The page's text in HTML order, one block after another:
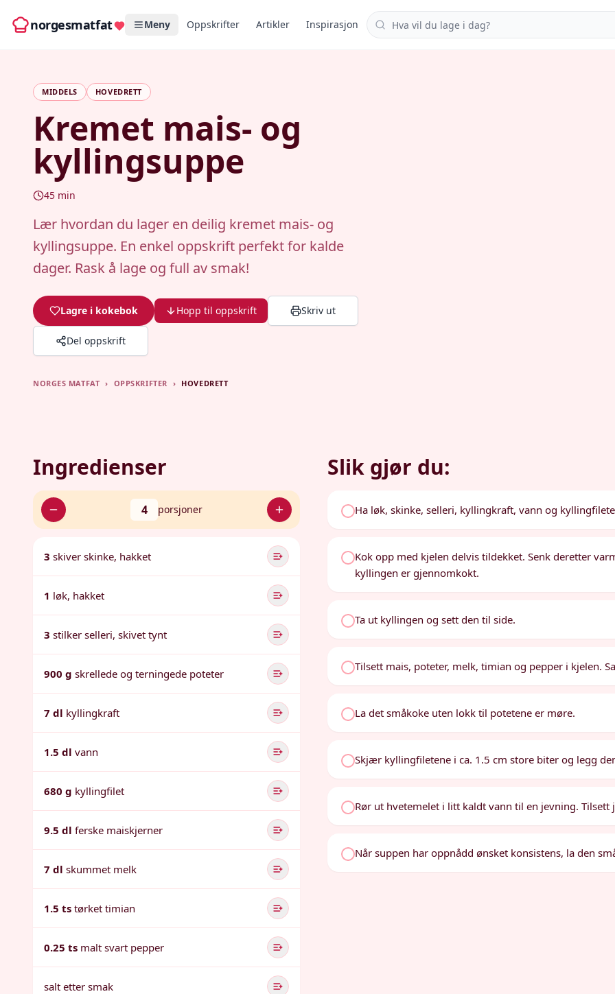
norgesmatfat Meny Oppskrifter Artikler Inspirasjon Søk i oppskrifter
MIDDELS HOVEDRETT
Kremet mais- og
kyllingsuppe
45 min
Lær hvordan du lager en deilig kremet mais- og
kyllingsuppe. En enkel oppskrift perfekt for kalde
dager. Rask å lage og full av smak!
Lagre i kokebok Hopp til oppskrift Skriv ut
Del oppskrift
NORGES MATFAT › OPPSKRIFTER › HOVEDRETT
Ingredienser
4 porsjoner
3 skiver skinke, hakket
1 løk, hakket
3 stilker selleri, skivet tynt
900 g skrellede og terningede poteter
7 dl kyllingkraft
1.5 dl vann
680 g kyllingfilet
9.5 dl ferske maiskjerner
7 dl skummet melk
1.5 ts tørket timian
0.25 ts malt svart pepper
salt etter smak
Slik gjør du:
Ha løk, skinke, selleri, kyllingkraft, vann og
Kok opp med kjelen delvis tildekket. Senk deretter
kyllingen er gjennomkokt.
Ta ut kyllingen og sett den til side.
Tilsett mais, poteter, melk, timian og pepper i kjelen.
La det småkoke uten lokk til potetene er møre.
Skjær kyllingfiletene i ca. 1.5 cm store biter og legg
Rør ut hvetemelet i litt kaldt vann til en jevning.
Når suppen har oppnådd ønsket konsistens, la den